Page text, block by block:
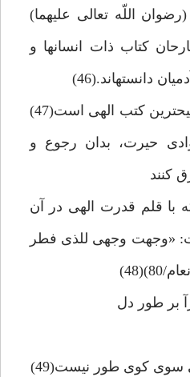
اللّه تعالى عليهما)
كتاب ذات انسانها و
دانسته‏اند.(46)
زيرا كتاب فطرت، فصيح‏ترين كتب الهى است(47)
حيرت، بدان رجوع و
كنند
با قلم قدرت الهى در آن
«وجهت وجهى للذى فطر
بر طور دل‏
كوى طور نيست(49)